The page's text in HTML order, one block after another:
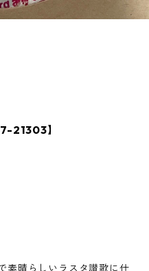
21303】
素晴らしいラスタ讃歌に仕